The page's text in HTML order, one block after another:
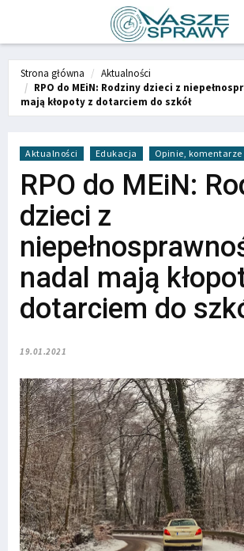
Strona główna
Aktualności
RPO do MEiN: Rodziny dzieci z
mają kłopoty z dotarciem do szkół
Aktualności Edukacja Opinie, komentarze
RPO do MEiN:
dzieci z
nadal mają
dotarciem do
19.01.2021